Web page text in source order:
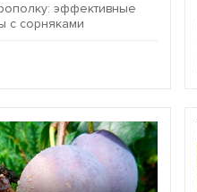
эффективные
с сорняками